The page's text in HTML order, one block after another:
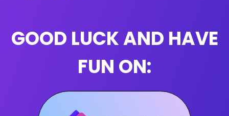
GOOD LUCK AND HAVE
FUN ON: